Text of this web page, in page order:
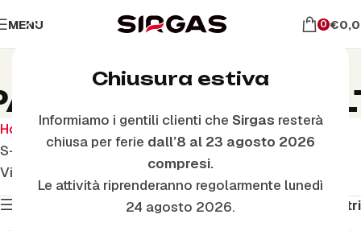
Chiusura estiva
Informiamo i gentili clienti che Sirgas resterà
chiusa per ferie dall’8 al 23 agosto 2026
compresi.
Le attività riprenderanno regolarmente lunedì
24 agosto 2026.
MENU 0 €
S-
Home
Prodotto Descrizione classe articolo
S-SPARTIFIAMMASMALTA
Visualizzazione di 1-48 di 666 risultati
Filtri